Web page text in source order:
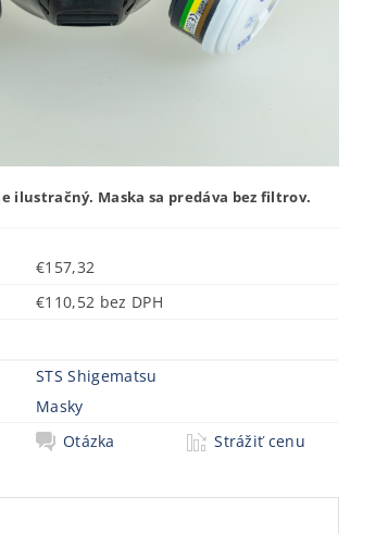
ilustračný. Maska sa predáva bez filtrov.
€157,32
€110,52 bez DPH
STS Shigematsu
Masky
Otázka Strážiť cenu